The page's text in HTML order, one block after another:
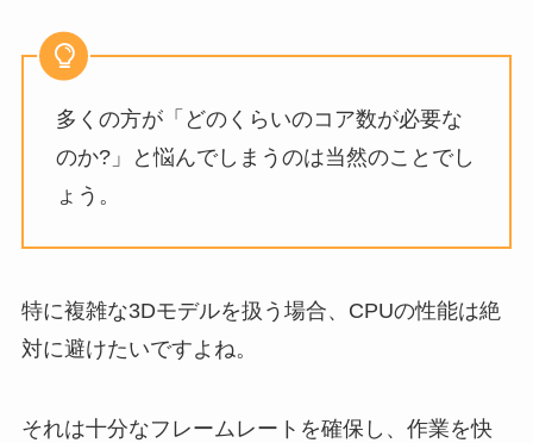
多くの方が「どのくらいのコア数が必要な
のか?」と悩んでしまうのは当然のことでし
ょう。
特に複雑な3Dモデルを扱う場合、CPUの性能は絶
対に避けたいですよね。
それは十分なフレームレートを確保し、作業を快